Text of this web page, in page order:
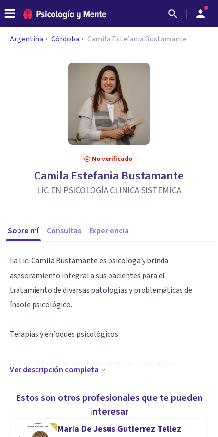
Argentina Córdoba Camila Estefania Bustamante
No verificado
Camila Estefania Bustamante
LIC EN PSICOLOGÍA CLINICA SISTEMICA
Sobre mí Consultas Experiencia
La Lic. Camila Bustamante es psicóloga y brinda
asesoramiento integral a sus pacientes para el
tratamiento de diversas patologías y problemáticas de
índole psicológico.
Terapias y enfoques psicológicos
sus familias o parejas. El servicio que ofrezco es integral y
personalizado, teniendo en cuenta en primer lugar el factor
humano a la hora de escuchar las historias de consulta que
Ver descripción completa
Estos son otros profesionales que te pueden
interesar
Maria De Jesus Gutierrez Tellez